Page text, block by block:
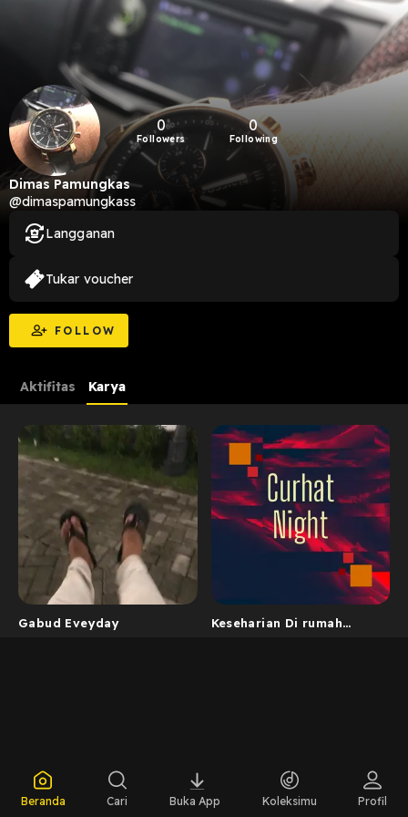
0
Followers
0
Following
Dimas Pamungkas
@dimaspamungkass
FOLLOW
Langganan
Tukar voucher
Aktifitas Karya
Gabud Eveyday
Keseharian Di rumah
Beranda Cari Buka App Koleksimu Profil